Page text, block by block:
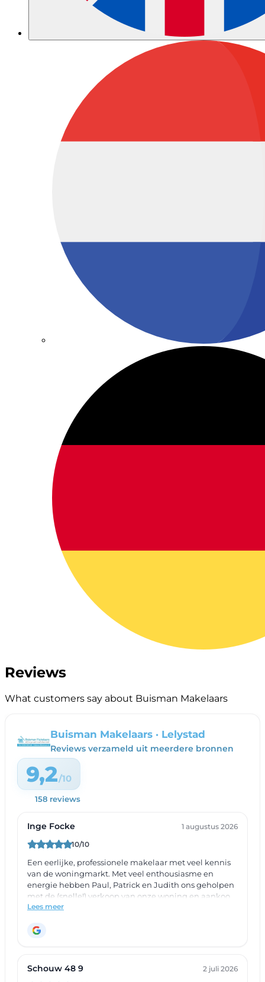
Reviews
What customers say about Buisman Makelaars